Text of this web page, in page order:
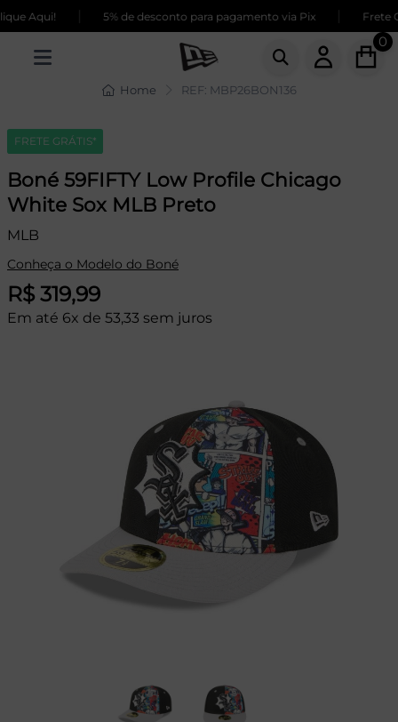
Aqui! 5% de desconto para pagamento via Pix Frete
0
Home REF: MBP26BON136
FRETE GRÁTIS*
Boné 59FIFTY Low Profile Chicago
White Sox MLB Preto
MLB
Conheça o Modelo do Boné
R$ 319,99
Em até 6x de 53,33 sem juros